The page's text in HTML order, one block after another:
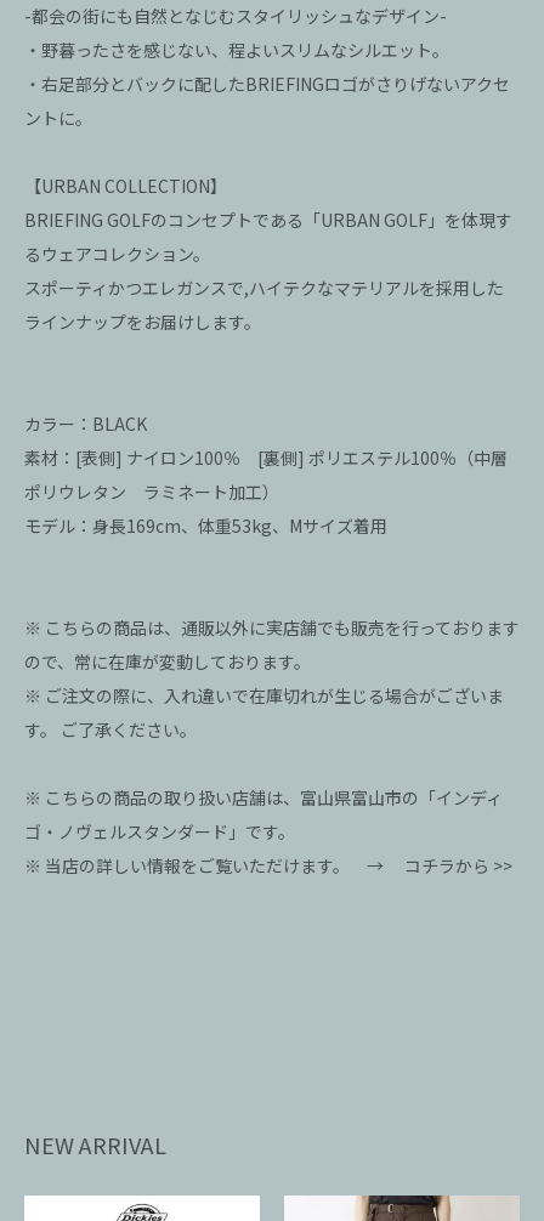
-都会の街にも自然となじむスタイリッシュなデザイン-
・野暮ったさを感じない、程よいスリムなシルエット。
・右足部分とバックに配したBRIEFINGロゴがさりげないアクセ
ントに。
【URBAN COLLECTION】
BRIEFING GOLFのコンセプトである「URBAN GOLF」を体現す
るウェアコレクション。
スポーティかつエレガンスで,ハイテクなマテリアルを採用した
ラインナップをお届けします。
カラー：BLACK
素材：[表側] ナイロン100％ [裏側] ポリエステル100％（中層
ポリウレタン ラミネート加工）
モデル：身長169cm、体重53kg、Mサイズ着用
※ こちらの商品は、通販以外に実店舗でも販売を行っております
ので、常に在庫が変動しております。
※ ご注文の際に、入れ違いで在庫切れが生じる場合がございま
す。 ご了承ください。
※ こちらの商品の取り扱い店舗は、富山県富山市の「インディ
ゴ・ノヴェルスタンダード」です。
※ 当店の詳しい情報をご覧いただけます。 → コチラから >>
NEW ARRIVAL